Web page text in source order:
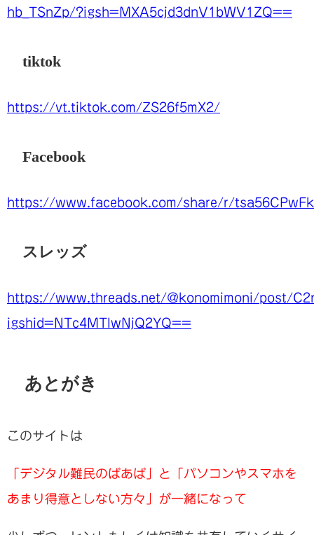
hb_TSnZp/?igsh=MXA5cjd3dnV1bWV1ZQ==
tiktok
https://vt.tiktok.com/ZS26f5mX2/
Facebook
https://www.facebook.com/share/r/
スレッズ
https://www.threads.net/@konomimoni/post/
igshid=NTc4MTIwNjQ2YQ==
あとがき
このサイトは
「デジタル難民のばあば」と「パソコンやスマホを
あまり得意としない方々」が一緒になって